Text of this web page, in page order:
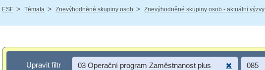
ESF / Témata / Znevýhodněné skupiny osob / Znevýhodněné skupiny osob - aktuální výzvy
Upravit filtr
Upravit filtr 03 Operační program Zaměstnanost plus 085